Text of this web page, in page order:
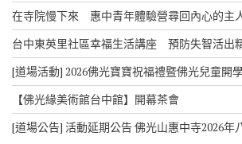
在寺院慢下來 惠中青年體驗營尋回內心的主
台中東英里社區幸福生活講座 預防失智活出
[道場活動] 2026佛光寶寶祝福禮暨佛光兒童開
【佛光緣美術館台中館】開幕茶會
[道場公告] 活動延期公告 佛光山惠中寺2026年